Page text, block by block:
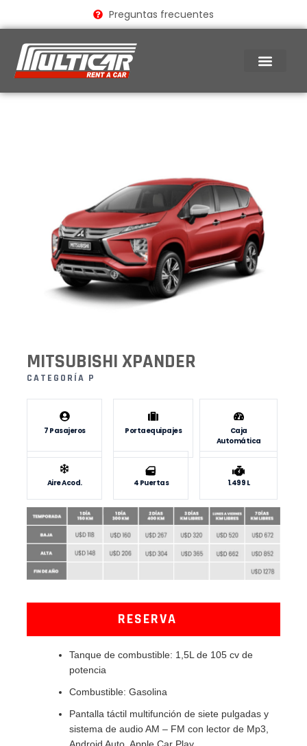
Preguntas frecuentes
MITSUBISHI XPANDER
CATEGORÍA P
7 Pasajeros Portaequipajes
Caja
Automática
Aire Acod. 4 Puertas 1.499 L
RESERVA
Tanque de combustible: 1,5L de 105 cv de
potencia
Combustible: Gasolina
Pantalla táctil multifunción de siete pulgadas y
sistema de audio AM – FM con lector de Mp3,